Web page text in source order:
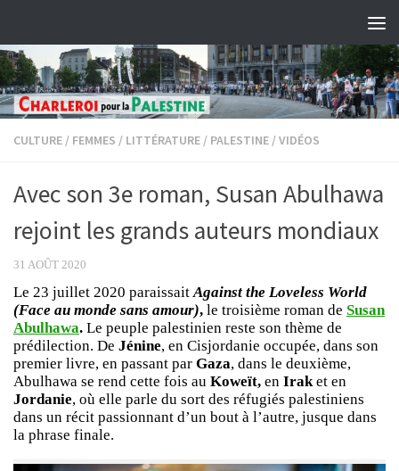
CULTURE / FEMMES / LITTÉRATURE / PALESTINE /VIDÉOS
Avec son 3e roman, Susan Abulhawa
rejoint les grands auteurs mondiaux
31 AOÛT 2020
Le 23 juillet 2020 paraissaitAgainst the Loveless World
(Face au monde sans amour), le troisième roman de Susan
Abulhawa. Le peuple palestinien reste son thème de
prédilection. De Jénine, en Cisjordanie occupée, dans son
premier livre, en passant par Gaza, dans le deuxième,
Abulhawa se rend cette fois au Koweït, en Iraket en
Jordanie, où elle parle du sort des réfugiés palestiniens
dans un récit passionnant d’un bout à l’autre, jusque dans
la phrase finale.